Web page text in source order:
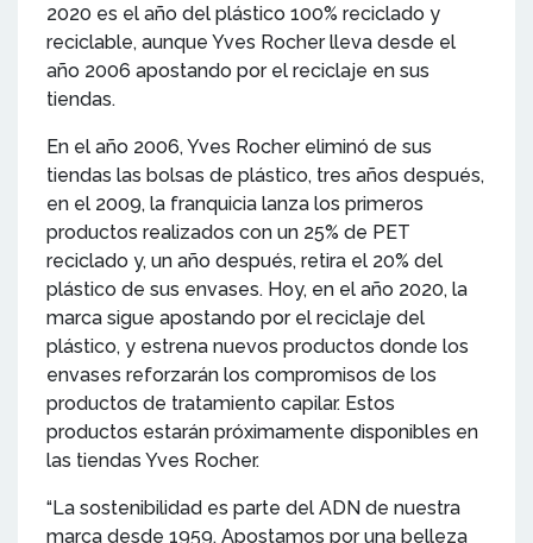
2020 es el año del plástico 100% reciclado y
reciclable, aunque Yves Rocher lleva desde el
año 2006 apostando por el reciclaje en sus
tiendas.
En el año 2006, Yves Rocher eliminó de sus
tiendas las bolsas de plástico, tres años después,
en el 2009, la franquicia lanza los primeros
productos realizados con un 25% de PET
reciclado y, un año después, retira el 20% del
plástico de sus envases. Hoy, en el año 2020, la
marca sigue apostando por el reciclaje del
plástico, y estrena nuevos productos donde los
envases reforzarán los compromisos de los
productos de tratamiento capilar. Estos
productos estarán próximamente disponibles en
las tiendas Yves Rocher.
“La sostenibilidad es parte del ADN de nuestra
marca desde 1959. Apostamos por una belleza